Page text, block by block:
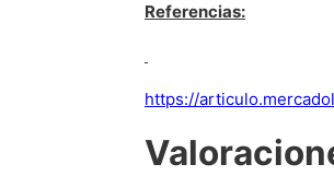
Referencias:
https://